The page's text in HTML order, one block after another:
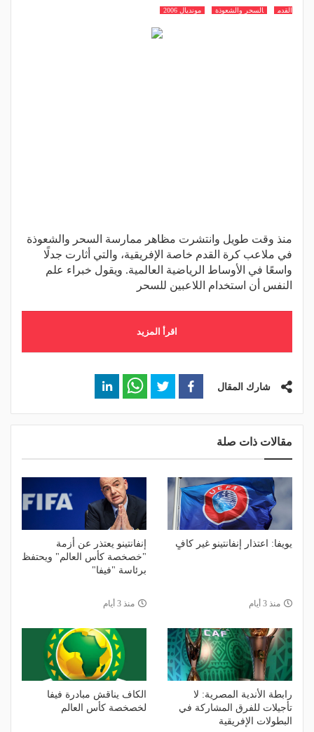
القدم السحر والشعوذة مونديال 2006
منذ وقت طويل وانتشرت مظاهر ممارسة السحر والشعوذة
في ملاعب كرة القدم خاصة الإفريقية، والتي أثارت جدلًا
واسعًا في الأوساط الرياضية العالمية. ويقول خبراء علم
النفس أن استخدام اللاعبين للسحر
اقرأ المزيد
شارك المقال
مقالات ذات صلة
يويفا: اعتذار إنفانتينو غير كافٍ
منذ 3 أيام
إنفانتينو يعتذر عن أزمة
"خصخصة كأس العالم" ويحتفظ
برئاسة "فيفا"
منذ 3 أيام
رابطة الأندية المصرية: لا
تأجيلات للفرق المشاركة في
البطولات الإفريقية
الكاف يناقش مبادرة فيفا
لخصخصة كأس العالم